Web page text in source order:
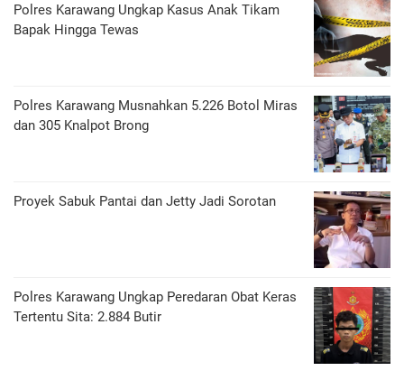
Polres Karawang Ungkap Kasus Anak Tikam
Bapak Hingga Tewas
Polres Karawang Musnahkan 5.226 Botol Miras
dan 305 Knalpot Brong
Proyek Sabuk Pantai dan Jetty Jadi Sorotan
Polres Karawang Ungkap Peredaran Obat Keras
Tertentu Sita: 2.884 Butir